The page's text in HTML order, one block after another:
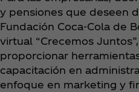
y pensiones que deseen
Fundación Coca‑Cola de
virtual “Crecemos
proporcionar
capacitación en
enfoque en marketing y